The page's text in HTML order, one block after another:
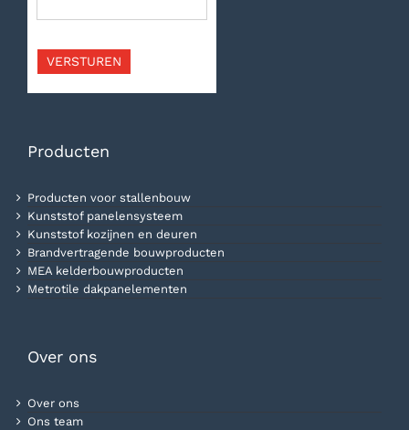
VERSTUREN
Producten
Producten voor stallenbouw
Kunststof panelensysteem
Kunststof kozijnen en deuren
Brandvertragende bouwproducten
MEA kelderbouwproducten
Metrotile dakpanelementen
Over ons
Over ons
Ons team